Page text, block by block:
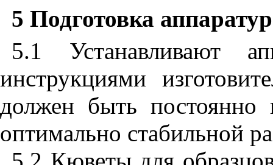
5 Подготовка
5.1 Устанавливают
инструкциями
должен быть постоянно
оптимально стабильной